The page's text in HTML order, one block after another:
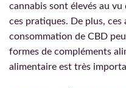
cannabis sont élevés au
ces pratiques. De plus, ces
consommation de CBD
formes de compléments
alimentaire est très